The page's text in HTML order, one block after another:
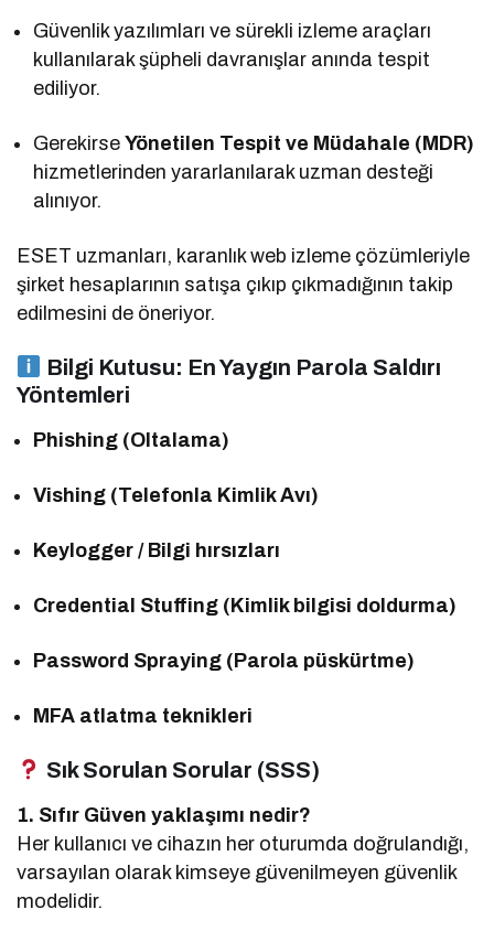
Güvenlik yazılımları ve sürekli izleme araçları
kullanılarak şüpheli davranışlar anında tespit
ediliyor.
GerekirseYönetilen Tespit ve Müdahale (MDR)
hizmetlerinden yararlanılarak uzman desteği
alınıyor.
ESET uzmanları, karanlık web izleme çözümleriyle
şirket hesaplarının satışa çıkıp çıkmadığının takip
edilmesini de öneriyor.
Bilgi Kutusu: En Yaygın Parola Saldırı
Yöntemleri
Phishing (Oltalama)
Vishing (Telefonla Kimlik Avı)
Keylogger / Bilgi hırsızları
Credential Stuffing (Kimlik bilgisi doldurma)
Password Spraying (Parola püskürtme)
MFA atlatma teknikleri
Sık Sorulan Sorular (SSS)
1. Sıfır Güven yaklaşımı nedir?
Her kullanıcı ve cihazın her oturumda doğrulandığı,
varsayılan olarak kimseye güvenilmeyen güvenlik
modelidir.